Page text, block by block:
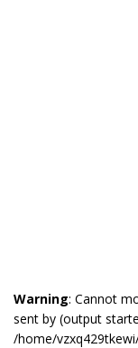
Warning: Cannot
sent by (output
/home/